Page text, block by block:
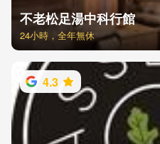
不老松足湯中科行館
24小時，全年無休
4.3